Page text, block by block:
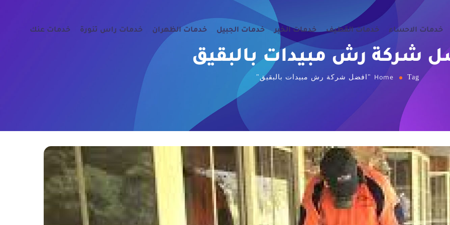
خدمات الاحساء خدمات القطيف خدمات الخبر خدمات الجبيل خدمات الظهران خدمات راس تنورة خدمات عنك
شركة رش مبيدات بالبقيق
Home Tag "افضل شركة رش مبيدات بالبقيق"